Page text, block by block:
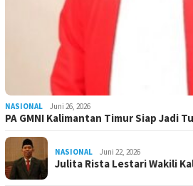
NASIONAL Juni 26, 2026
PA GMNI Kalimantan Timur Siap Jadi
NASIONAL Juni 22, 2026
Julita Rista Lestari Wakili